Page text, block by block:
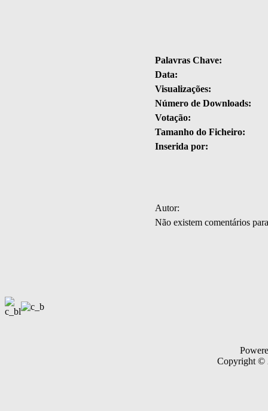
Palavras Chave:
Data:
Visualizações:
Número de Downloads:
Votação:
Tamanho do Ficheiro:
Inserida por:
Autor:
Não existem comentários
Copyright ©